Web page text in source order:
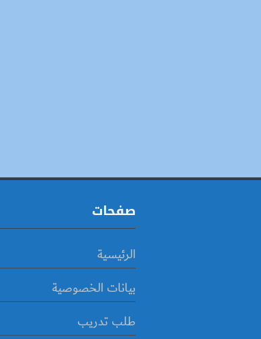
صفحات
الرئيسية
بيانات الخصوصية
طلب تدريب